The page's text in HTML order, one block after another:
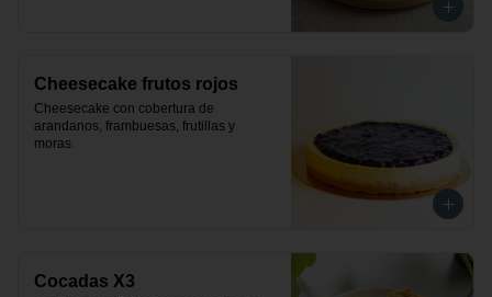
Cheesecake frutos rojos
Cheesecake con cobertura de
arandanos, frambuesas, frutillas y
moras.
Cocadas X3